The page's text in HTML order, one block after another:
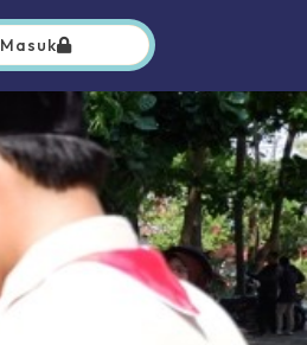
Masuk